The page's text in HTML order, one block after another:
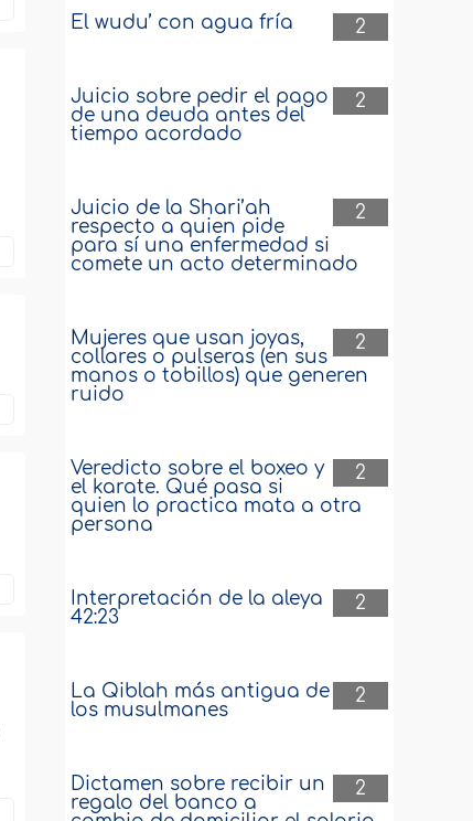
2
El wudu’ con agua fría
2
Juicio sobre pedir el pago
de una deuda antes del
tiempo acordado
2
Juicio de la Shari’ah
respecto a quien pide
para sí una enfermedad si
comete un acto determinado
2
Mujeres que usan joyas,
collares o pulseras (en sus
manos o tobillos) que generen
ruido
2
Veredicto sobre el boxeo y
el karate. Qué pasa si
quien lo practica mata a otra
persona
2
Interpretación de la aleya
42:23
2
La Qiblah más antigua de
los musulmanes
2
Dictamen sobre recibir un
regalo del banco a